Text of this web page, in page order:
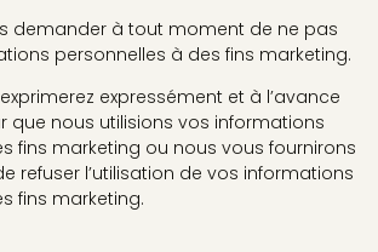
demander à tout moment de ne pas
personnelles à des fins marketing.
expressément et à l’avance
que nous utilisions vos informations
fins marketing ou nous vous fournirons
refuser l’utilisation de vos informations
fins marketing.